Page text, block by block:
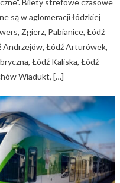
Bilety strefowe czasowe
są w aglomeracji łódzkiej
Zgierz, Pabianice, Łódź
Andrzejów, Łódź Arturówek,
Łódź Kaliska, Łódź
Wiadukt, […]